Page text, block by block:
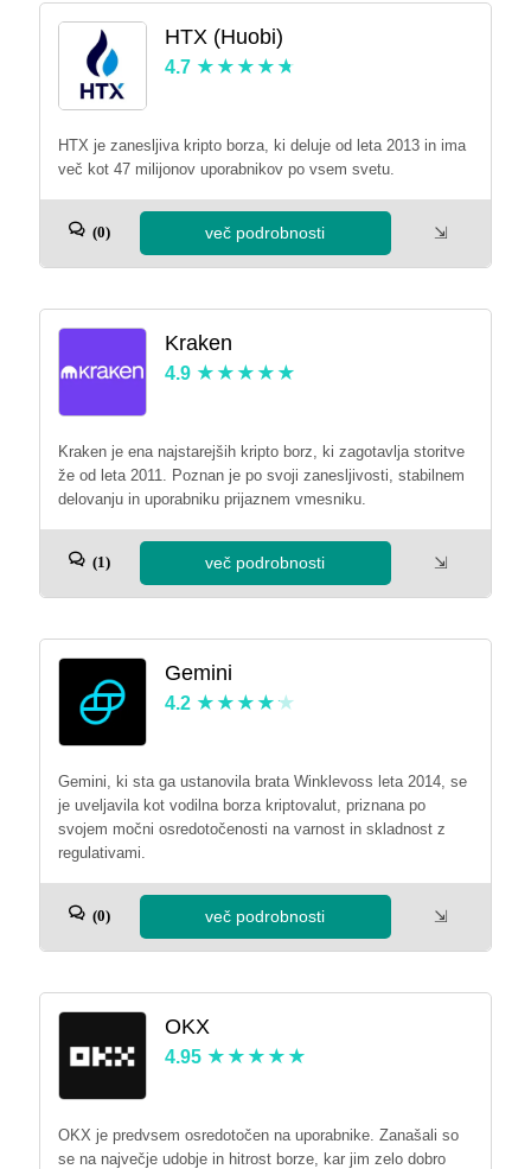
HTX (Huobi)
4.7
HTX je zanesljiva kripto borza, ki deluje od leta 2013 in ima
več kot 47 milijonov uporabnikov po vsem svetu.
(0) več podrobnosti ⇲
Kraken
4.9
Kraken je ena najstarejših kripto borz, ki zagotavlja storitve
že od leta 2011. Poznan je po svoji zanesljivosti, stabilnem
delovanju in uporabniku prijaznem vmesniku.
(1) več podrobnosti ⇲
Gemini
4.2
Gemini, ki sta ga ustanovila brata Winklevoss leta 2014, se
je uveljavila kot vodilna borza kriptovalut, priznana po
svojem močni osredotočenosti na varnost in skladnost z
regulativami.
(0) več podrobnosti ⇲
OKX
4.95
OKX je predvsem osredotočen na uporabnike. Zanašali so
se na največje udobje in hitrost borze, kar jim zelo dobro